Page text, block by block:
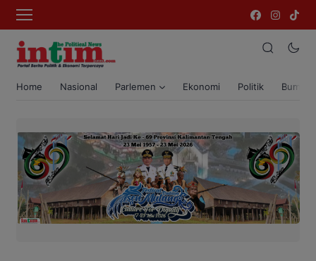
Home Nasional Parlemen Ekonomi Politik Bumi